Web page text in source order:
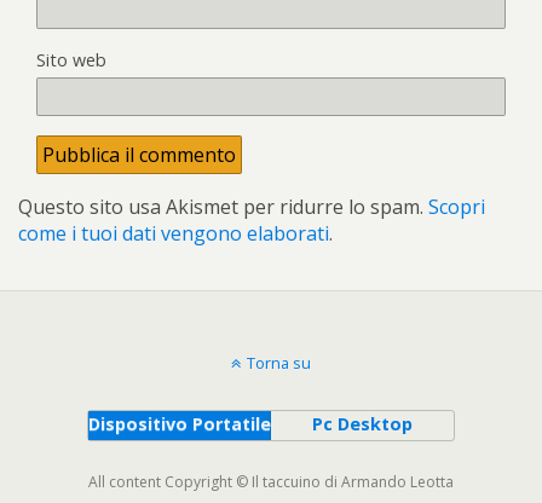
Sito web
Questo sito usa Akismet per ridurre lo spam. Scopri
come i tuoi dati vengono elaborati.
Torna su
Dispositivo Portatile Pc Desktop
All content Copyright © Il taccuino di Armando Leotta